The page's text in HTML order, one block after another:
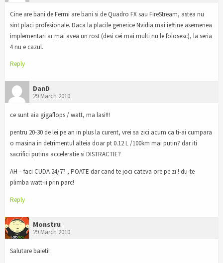
Cine are bani de Fermi are bani si de Quadro FX sau FireStream, astea nu
sint placi profesionale. Daca la placile generice Nvidia mai ieftine asemenea
implementari ar mai avea un rost (desi cei mai multi nu le folosesc), la seria
4 nu e cazul.
Reply
DanD
29 March 2010
ce sunt aia gigaflops / watt, ma lasi!!!
pentru 20-30 de lei pe an in plus la curent, vrei sa zici acum ca ti-ai cumpara
o masina in detrimentul alteia doar pt 0.12 L /100km mai putin? dar iti
sacrifici putina acceleratie si DISTRACTIE?
AH – faci CUDA 24/7? , POATE dar cand te joci cateva ore pe zi ! du-te
plimba watt-ii prin parc!
Reply
Monstru
29 March 2010
Salutare baieti!